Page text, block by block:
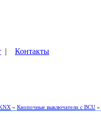
| Контакты
» Кнопочные выключатели с BCU »